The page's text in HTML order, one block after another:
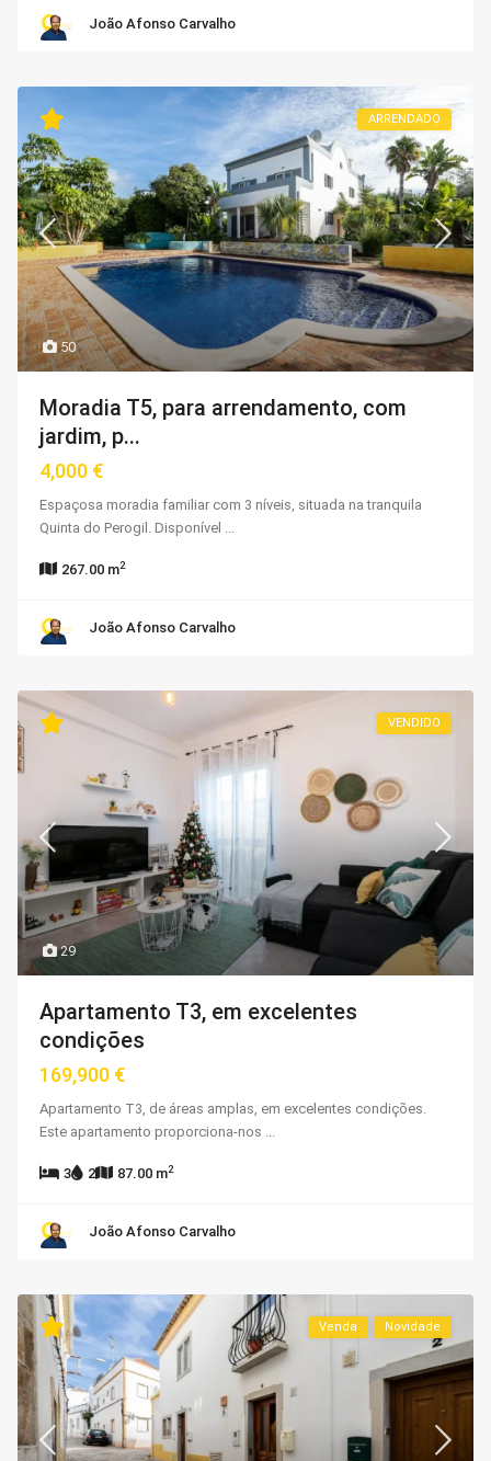
João Afonso Carvalho
50
ARRENDADO
Moradia T5, para arrendamento, com
jardim, p...
4,000 €
Espaçosa moradia familiar com 3 níveis, situada na tranquila
Quinta do Perogil. Disponível
267.00 m2
João Afonso Carvalho
29
VENDIDO
Apartamento T3, em excelentes
condições
169,900 €
Apartamento T3, de áreas amplas, em excelentes condições.
Este apartamento proporciona-nos
3 2 87.00 m2
João Afonso Carvalho
Venda Novidade